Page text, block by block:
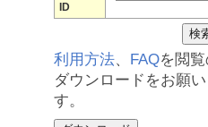
ID
利用方法、 FAQを閲覧
ダウンロードをお願い
す。